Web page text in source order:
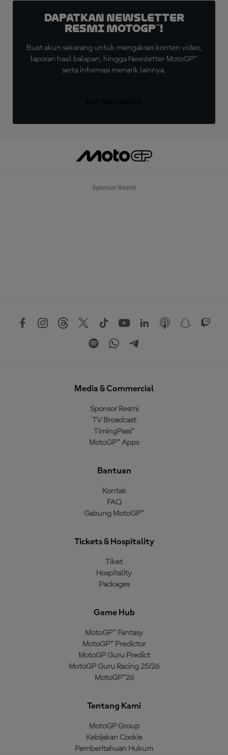
Dapatkan Newsletter
Resmi MotoGP™!
Buat akun sekarang untuk mengakses konten video,
laporan hasil balapan, hingga Newsletter MotoGP™
serta informasi menarik lainnya.
Sponsor Resmi
Media & Commercial
Sponsor Resmi
TV Broadcast
TimingPass™
MotoGP™ Apps
Bantuan
Kontak
FAQ
Gabung MotoGP™
Tickets & Hospitality
Tiket
Hospitality
Packages
Game Hub
MotoGP™ Fantasy
MotoGP™ Predictor
MotoGP Guru Predict
MotoGP Guru Racing 25/26
MotoGP™26
Tentang Kami
MotoGP Group
Kebijakan Cookie
Pemberitahuan Hukum